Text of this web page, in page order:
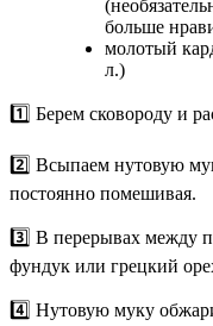
больше
молотый
л.)
1️⃣ Берем сковороду и
2️⃣ Всыпаем нутовую
постоянно помешивая.
3️⃣ В перерывах между
фундук или грецкий
4️⃣ Нутовую муку